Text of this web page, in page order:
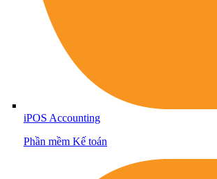
iPOS Accounting
Phần mềm Kế toán